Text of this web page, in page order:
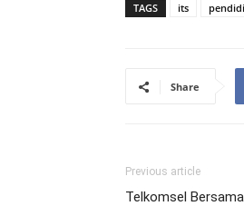
TAGS its
Share
Previous article
Telkomsel